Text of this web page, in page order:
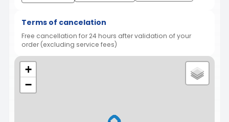
Terms of cancelation
Free cancellation for 24 hours after validation of your
order (excluding service fees)
+
−